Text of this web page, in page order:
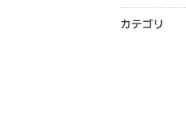
カテゴリ